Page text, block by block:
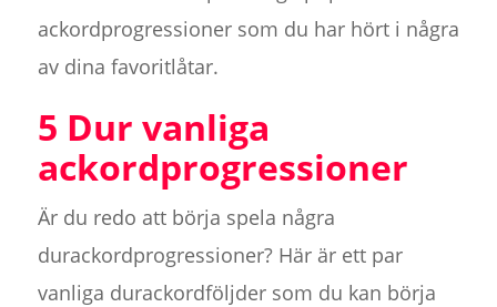
ackordprogressioner som du har hört i några
av dina favoritlåtar.
5 Dur vanliga
ackordprogressioner
Är du redo att börja spela några
durackordprogressioner? Här är ett par
vanliga durackordföljder som du kan börja